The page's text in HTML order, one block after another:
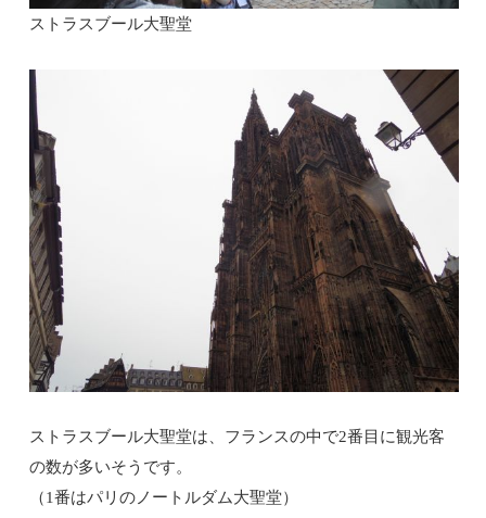
ストラスブール大聖堂
ストラスブール大聖堂は、フランスの中で2番目に観光客
の数が多いそうです。
（1番はパリのノートルダム大聖堂）